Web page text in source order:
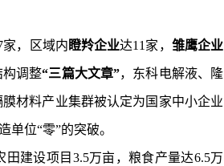
家，区域内瞪羚企业达11 家， 雏鹰企业
构调整“三篇大文章”，东科电解液、隆
材料产业集群被认定为国家中小企业
位“零”的突破。
田建设项目 3.5万亩 ， 粮食产量达6.5万